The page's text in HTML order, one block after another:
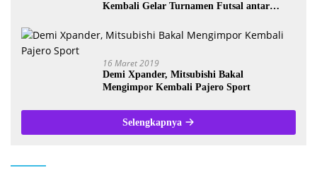
Kembali Gelar Turnamen Futsal antar
16 Maret 2019
Demi Xpander, Mitsubishi Bakal
Mengimpor Kembali Pajero Sport
Selengkapnya